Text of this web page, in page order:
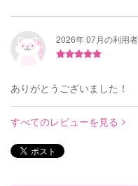
2026年 07月の利用者
ありがとうございました！
すべてのレビューを見る